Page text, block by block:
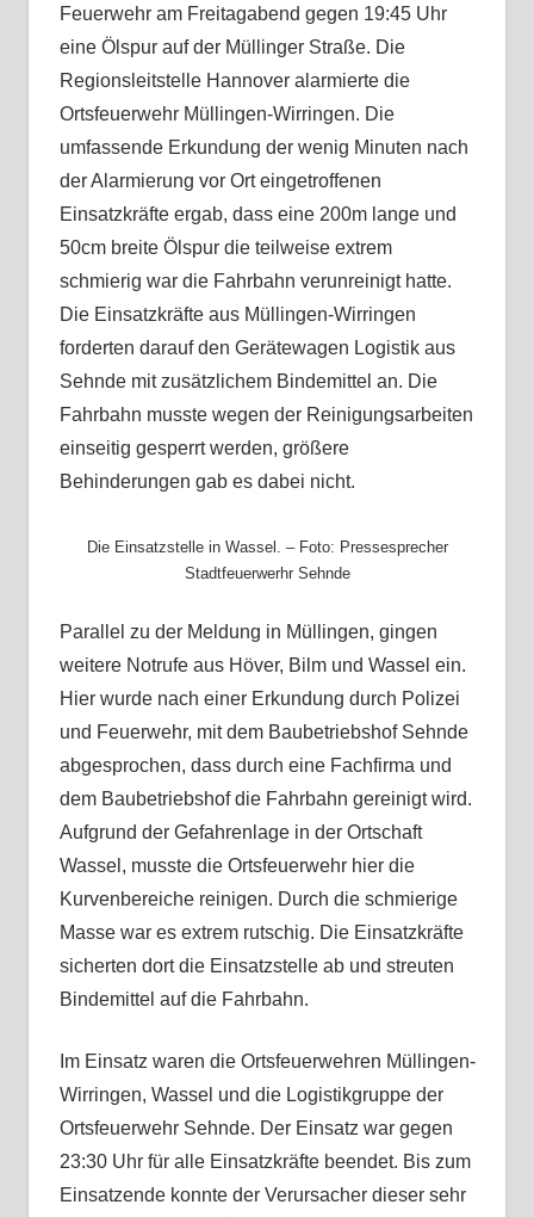
Feuerwehr am Freitagabend gegen 19:45 Uhr
eine Ölspur auf der Müllinger Straße. Die
Regionsleitstelle Hannover alarmierte die
Ortsfeuerwehr Müllingen-Wirringen. Die
umfassende Erkundung der wenig Minuten nach
der Alarmierung vor Ort eingetroffenen
Einsatzkräfte ergab, dass eine 200m lange und
50cm breite Ölspur die teilweise extrem
schmierig war die Fahrbahn verunreinigt hatte.
Die Einsatzkräfte aus Müllingen-Wirringen
forderten darauf den Gerätewagen Logistik aus
Sehnde mit zusätzlichem Bindemittel an. Die
Fahrbahn musste wegen der Reinigungsarbeiten
einseitig gesperrt werden, größere
Behinderungen gab es dabei nicht.
Die Einsatzstelle in Wassel. – Foto: Pressesprecher
Stadtfeuerwerhr Sehnde
Parallel zu der Meldung in Müllingen, gingen
weitere Notrufe aus Höver, Bilm und Wassel ein.
Hier wurde nach einer Erkundung durch Polizei
und Feuerwehr, mit dem Baubetriebshof Sehnde
abgesprochen, dass durch eine Fachfirma und
dem Baubetriebshof die Fahrbahn gereinigt wird.
Aufgrund der Gefahrenlage in der Ortschaft
Wassel, musste die Ortsfeuerwehr hier die
Kurvenbereiche reinigen. Durch die schmierige
Masse war es extrem rutschig. Die Einsatzkräfte
sicherten dort die Einsatzstelle ab und streuten
Bindemittel auf die Fahrbahn.
Im Einsatz waren die Ortsfeuerwehren Müllingen-
Wirringen, Wassel und die Logistikgruppe der
Ortsfeuerwehr Sehnde. Der Einsatz war gegen
23:30 Uhr für alle Einsatzkräfte beendet. Bis zum
Einsatzende konnte der Verursacher dieser sehr